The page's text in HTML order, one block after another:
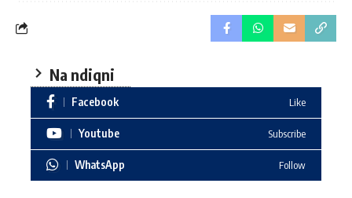
Na ndiqni
Facebook Like
Youtube Subscribe
WhatsApp Follow